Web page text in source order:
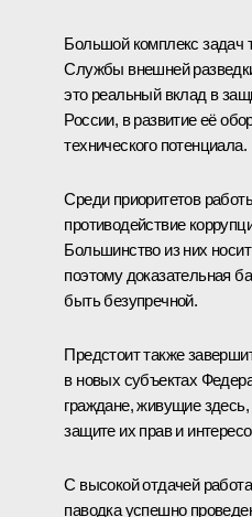
Большой комплекс задач
Службы внешней
это реальный вклад в
России, в развитие её
технического потенциала.
Среди приоритетов
противодействие
Большинство из них
поэтому доказательная
быть безупречной.
Предстоит также
в новых субъектах
граждане, живущие
защите их прав и
С высокой отдачей
паводка успешно